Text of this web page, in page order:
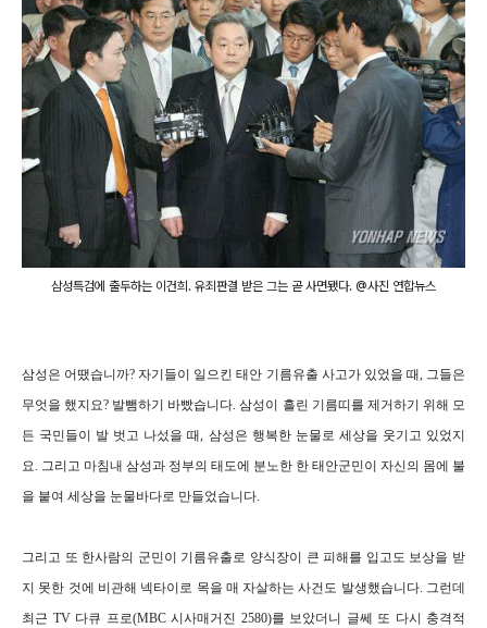
삼성특검에 출두하는 이건희. 유죄판결 받은 그는 곧 사면됐다. @사진 연합뉴스
삼성은 어땠습니까? 자기들이 일으킨 태안 기름유출 사고가 있었을 때, 그들은
무엇을 했지요? 발뺌하기 바빴습니다. 삼성이 흘린 기름띠를 제거하기 위해 모
든 국민들이 발 벗고 나섰을 때, 삼성은 행복한 눈물로 세상을 웃기고 있었지
요. 그리고 마침내 삼성과 정부의 태도에 분노한 한 태안군민이 자신의 몸에 불
을 붙여 세상을 눈물바다로 만들었습니다.
그리고 또 한사람의 군민이 기름유출로 양식장이 큰 피해를 입고도 보상을 받
지 못한 것에 비관해 넥타이로 목을 매 자살하는 사건도 발생했습니다. 그런데
최근 TV 다큐 프로(MBC 시사매거진 2580)를 보았더니 글쎄 또 다시 충격적